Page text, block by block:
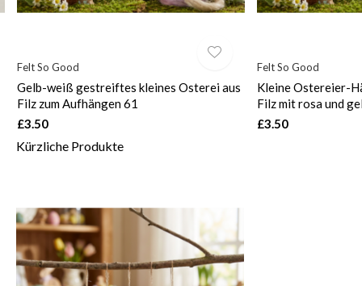
Felt So Good
Gelb-weiß gestreiftes kleines Osterei aus
Filz zum Aufhängen 61
£3.50
Felt So Good
Kleine Ostereier-
Filz mit rosa und
£3.50
Kürzliche Produkte